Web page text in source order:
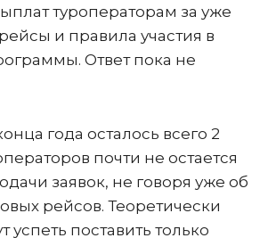
туроператорам за уже
и правила участия в
Ответ пока не
года осталось всего 2
почти не остается
заявок, не говоря уже об
рейсов. Теоретически
успеть поставить только